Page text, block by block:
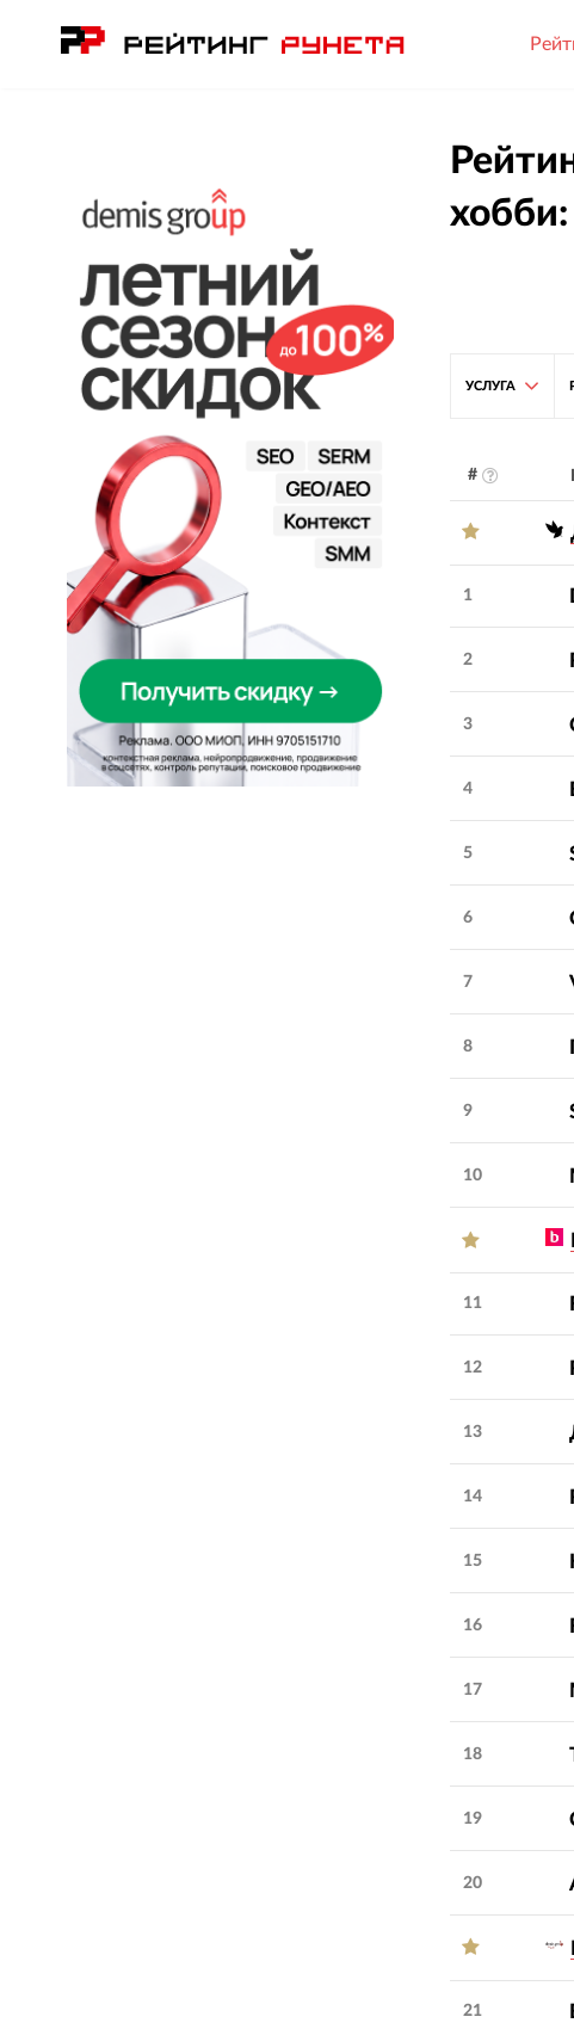
УСЛУГА
#
1
2
3
4
5
6
7
8
9
10
11
12
13
14
15
16
17
18
19
20
21